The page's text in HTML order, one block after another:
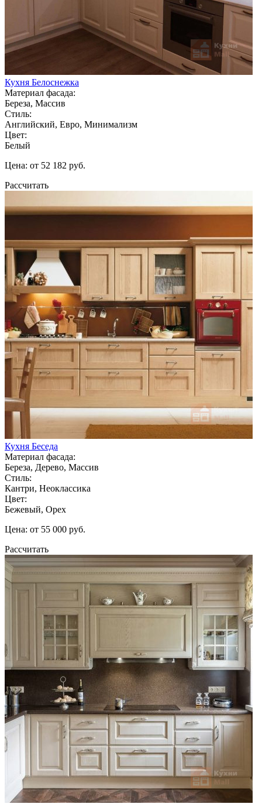
Кухня Белоснежка
Материал фасада:
Береза, Массив
Стиль:
Английский, Евро, Минимализм
Цвет:
Белый
Цена: от 52 182 руб.
Рассчитать
Кухня Беседа
Материал фасада:
Береза, Дерево, Массив
Стиль:
Кантри, Неоклассика
Цвет:
Бежевый, Орех
Цена: от 55 000 руб.
Рассчитать